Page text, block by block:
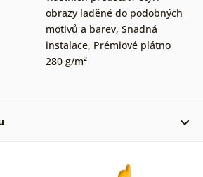
obrazy laděné do podobných
motivů a barev, Snadná
instalace, Prémiové plátno
280 g/m²